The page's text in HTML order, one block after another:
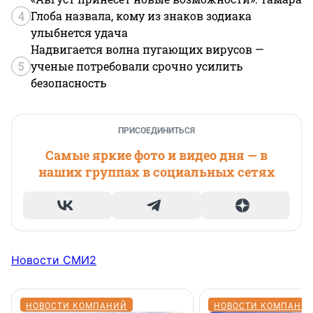
4 Глоба назвала, кому из знаков зодиака
улыбнется удача
5
Надвигается волна пугающих вирусов —
ученые потребовали срочно усилить
безопасность
ПРИСОЕДИНИТЬСЯ
Самые яркие фото и видео дня — в
наших группах в социальных сетях
Новости СМИ2
НОВОСТИ КОМПАНИЙ НОВОСТИ